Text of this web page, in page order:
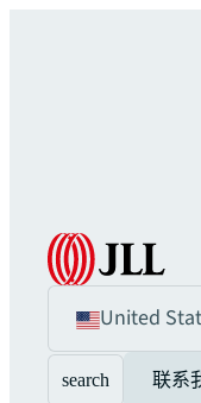
United
search 联系